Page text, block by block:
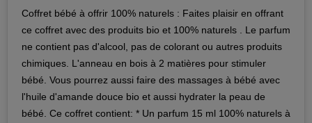
Coffret bébé à offrir 100% naturels : Faites plaisir en offrant
ce coffret avec des produits bio et 100% naturels . Le parfum
ne contient pas d'alcool, pas de colorant ou autres produits
chimiques. L'anneau en bois à 2 matières pour stimuler
bébé. Vous pourrez aussi faire des massages à bébé avec
l'huile d'amande douce bio et aussi hydrater la peau de
bébé. Ce coffret contient: * Un parfum 15 ml 100% naturels à